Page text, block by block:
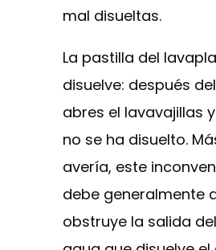
mal disueltas.
La pastilla del
disuelve: después
abres el lavavajillas
no se ha disuelto.
avería, este
debe generalmente
obstruye la salida